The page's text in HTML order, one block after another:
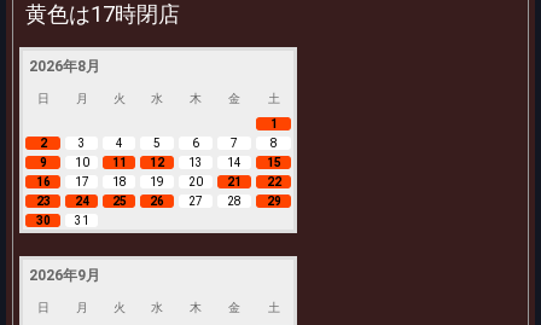
黄色は17時閉店
2026年8月
日 月 火 水 木 金
土
1
2
3 4 5 6 7
8
9
10 11 12 13 14
15
16
17 18 19 20 21
22
23
24 25 26 27 28
29
30
31
2026年9月
日 月 火 水 木 金
土